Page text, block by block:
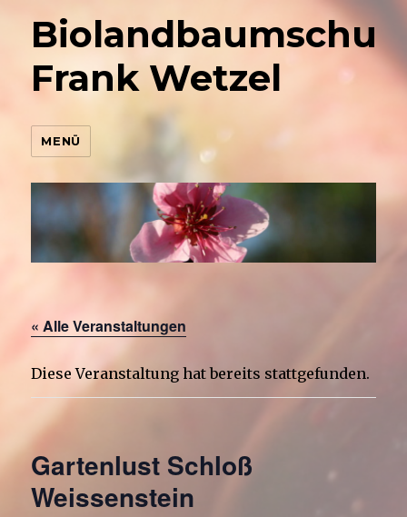
Frank Wetzel
MENÜ
« Alle Veranstaltungen
Diese Veranstaltung hat bereits stattgefunden.
Gartenlust Schloß
Weissenstein